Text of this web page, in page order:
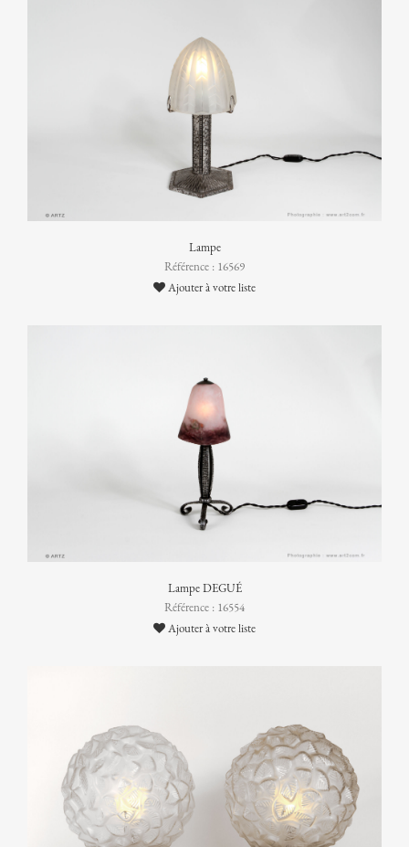
Lampe
Référence : 16569
Ajouter à votre liste
Lampe DEGUÉ
Référence : 16554
Ajouter à votre liste